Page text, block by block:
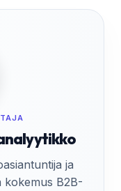
ja
kokemus B2B-